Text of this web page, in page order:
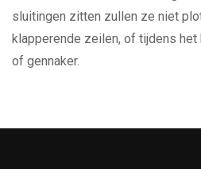
sluitingen zitten zullen ze niet
klapperende zeilen, of tijdens het
of gennaker.